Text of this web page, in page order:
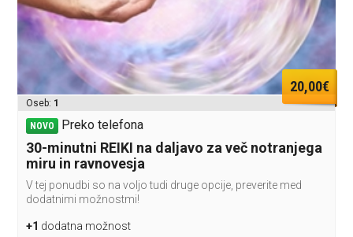
20,00€
Oseb: 1
NOVO Preko telefona
30-minutni REIKI na daljavo za več notranjega
miru in ravnovesja
V tej ponudbi so na voljo tudi druge opcije, preverite med
dodatnimi možnostmi!
+1 dodatna možnost